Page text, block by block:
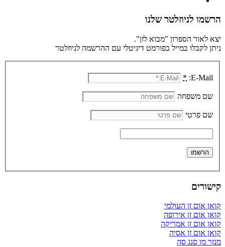
הרשמו לניוזלטר שלנו
יצא לאור הספרון "מבוא לזן".
ניתן לקבלו במייל בפורמט דיגיטלי עם ההרשמה לניוזלטר
E-Mail:
*
שם משפחה
שם פרטי
קישורים
קואן אום זן העולמי
קואן אום זן אירופה
קואן אום זן אמריקה
קואן אום זן אסיה
מנזר מו סנג סה